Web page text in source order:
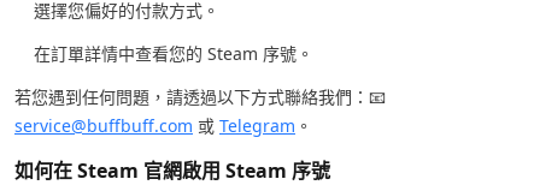
選擇您偏好的付款方式。
在訂單詳情中查看您的 Steam 序號。
若您遇到任何問題，請透過以下方式聯絡我們：📧
service@buffbuff.com 或 Telegram 。
如何在 Steam 官網啟用 Steam 序號